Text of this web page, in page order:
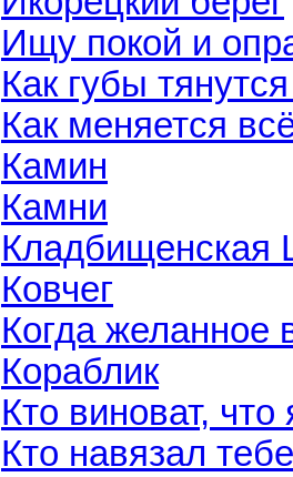
Ищу покой и
Как губы
Как меняется
Камин
Камни
Кладбищенская
Ковчег
Когда желанное
Кораблик
Кто виноват,
Кто навязал